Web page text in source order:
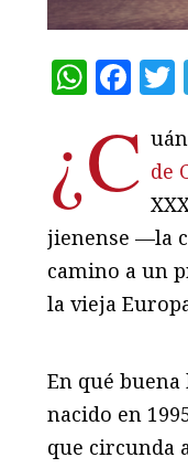
¿C de
jienense —la
camino a un
la vieja
En qué
nacido en
que circunda